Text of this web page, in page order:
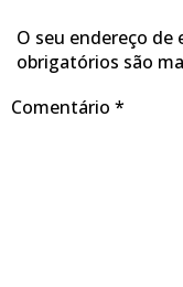
O seu endereço de
obrigatórios são
Comentário *